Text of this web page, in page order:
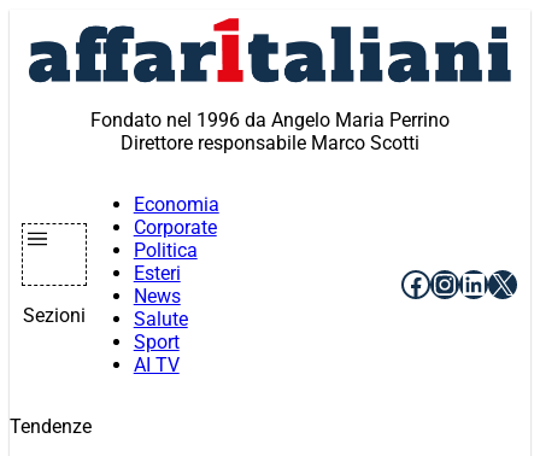
contenuto
Fondato nel 1996 da Angelo Maria Perrino
Direttore responsabile Marco Scotti
Sezioni
Economia
Corporate
Politica
Esteri
News
Salute
Sport
AI TV
Facebook
X
Tendenze